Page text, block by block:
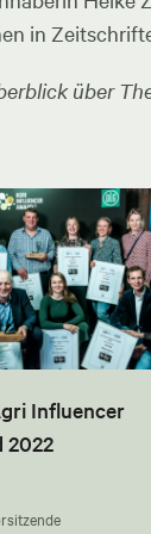
in
über
Influencer
2022